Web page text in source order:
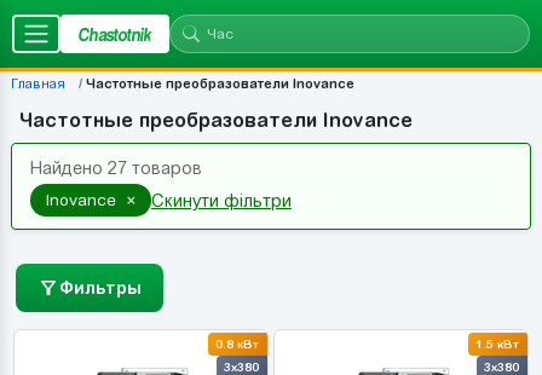
Chastotnik
Главная Частотные преобразователи Inovance
Частотные преобразователи Inovance
Найдено 27 товаров
Inovance × Скинути фільтри
Фильтры
0.8 кВт
3x380
1.5 кВт
3x380